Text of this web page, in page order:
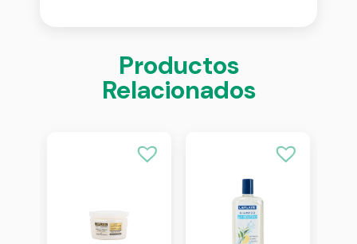
Productos
Relacionados